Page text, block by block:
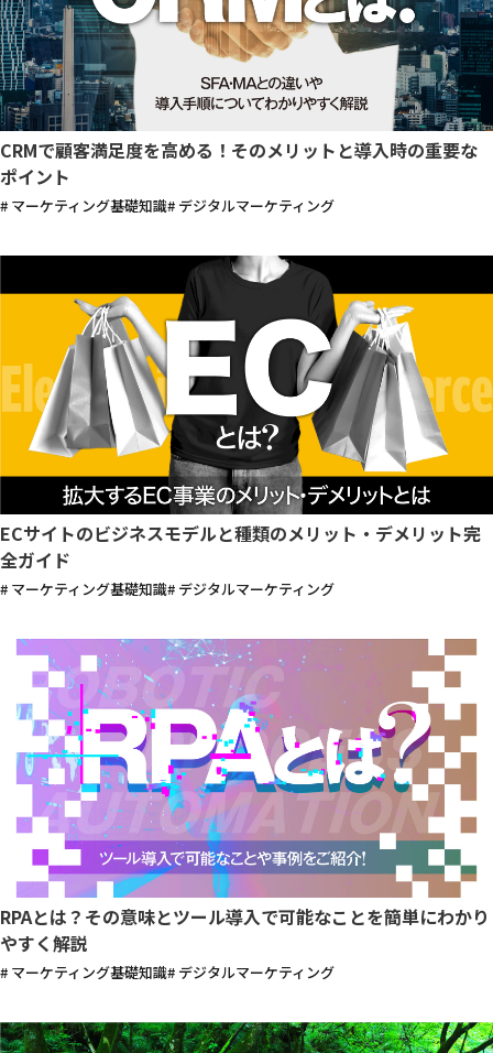
CRMで顧客満足度を高める！そのメリットと導入時の重要な
ポイント
# マーケティング基礎知識# デジタルマーケティング
ECサイトのビジネスモデルと種類のメリット・デメリット完
全ガイド
# マーケティング基礎知識# デジタルマーケティング
RPAとは？その意味とツール導入で可能なことを簡単にわかり
やすく解説
# マーケティング基礎知識# デジタルマーケティング